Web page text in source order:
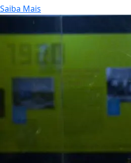
Saiba Mais